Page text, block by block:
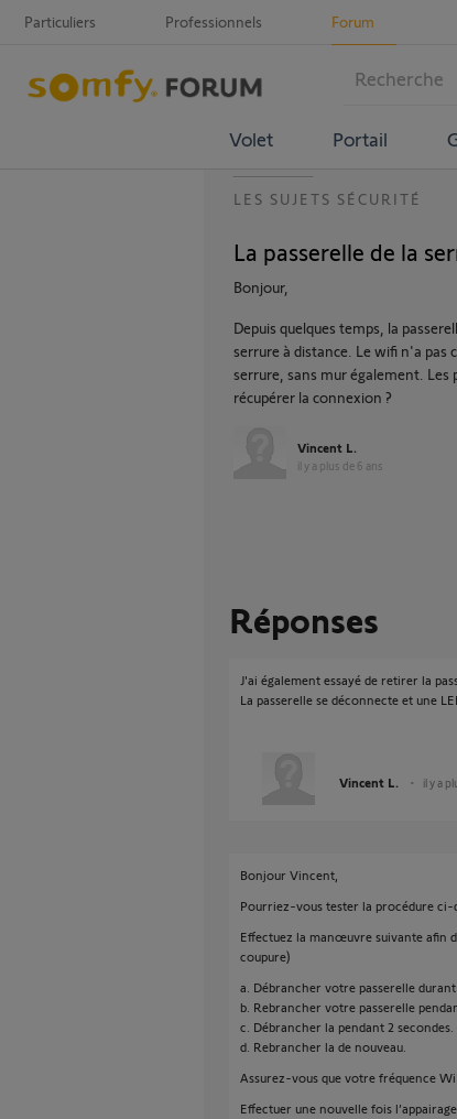
Particuliers Professionnels Forum
Volet Portail
LES SUJETS SÉCURITÉ
La passerelle de la
Bonjour,
Depuis quelques temps, la
serrure à distance. Le wifi n'a pas
serrure, sans mur également.
récupérer la connexion ?
Vincent L.
il y a plus de 6 ans
Réponses
J'ai également essayé de retirer la
La passerelle se déconnecte et une
Vincent L. il y a
Bonjour Vincent,
Pourriez-vous tester la procédure ci-
Effectuez la manœuvre suivante afin
coupure)
a. Débrancher votre passerelle durant
b. Rebrancher votre passerelle
c. Débrancher la pendant 2 secondes.
d. Rebrancher la de nouveau.
Assurez-vous que votre fréquence
Effectuer une nouvelle fois